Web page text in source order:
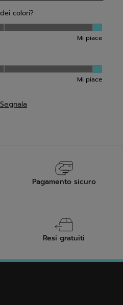
Pagamento sicuro
Resi gratuiti